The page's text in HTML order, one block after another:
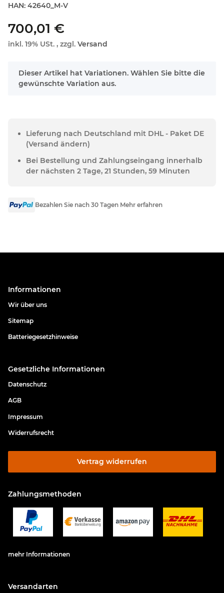
HAN: 42640_M-V
700,01 €
inkl. 19% USt. , zzgl. Versand
x
Dieser Artikel hat Variationen. Wählen Sie bitte die
gewünschte Variation aus.
Lieferung nach Deutschland mit DHL - Paket DE
(Versand ändern)
Bei Bestellung und Zahlungseingang innerhalb
der nächsten 2 Tage, 21 Stunden, 59 Minuten
Bezahlen Sie nach 30 Tagen Mehr erfahren
Informationen
Wir über uns
Sitemap
Batteriegesetzhinweise
Gesetzliche Informationen
Datenschutz
AGB
Impressum
Widerrufsrecht
Vertrag widerrufen
Zahlungsmethoden
mehr Informationen
Versandarten